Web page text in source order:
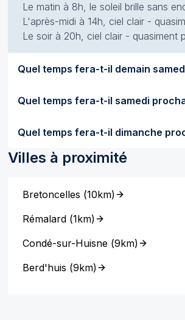
Le matin à 8h, le soleil brille sans
L'après-midi à 14h, ciel clair -
Le soir à 20h, ciel clair - quasiment
Villes à proximité
Bretoncelles (10km)
Rémalard (1km)
Condé-sur-Huisne (9km)
Berd'huis (9km)